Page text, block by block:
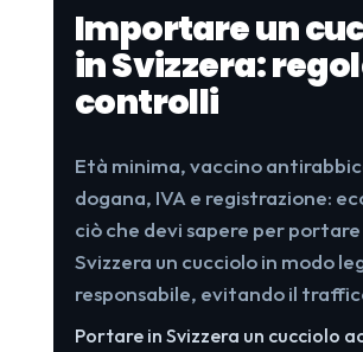
Importare un
in Svizzera:
controlli
Età minima, vaccino
dogana, IVA e registrazione:
ciò che devi sapere per portare
Svizzera un cucciolo in modo
responsabile, evitando il
Portare in Svizzera un cucciolo